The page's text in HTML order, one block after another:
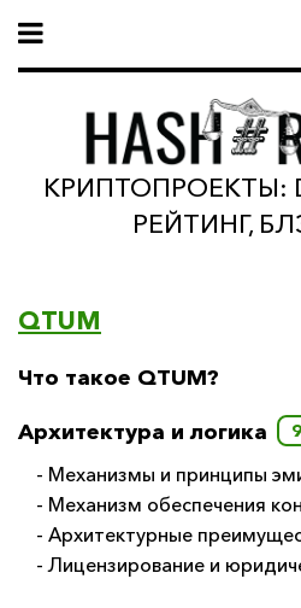
КРИПТОПРОЕКТЫ:
РЕЙТИНГ,
QTUM
Что такое QTUM?
Архитектура и логика
- Механизмы и принципы
- Механизм обеспечения
- Архитектурные
- Лицензирование и